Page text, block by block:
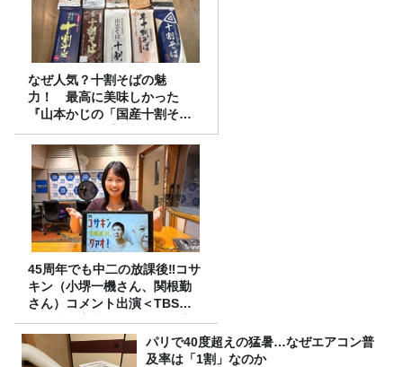
なぜ人気？十割そばの魅
力！ 最高に美味しかった
『山本かじの「国産十割そ
ば」』とは？【十割そば10種
食べ比べ】
45周年でも中二の放課後‼コサ
キン（小堺一機さん、関根勤
さん）コメント出演＜TBSラ
ジオ番組審議会からのご報告
＞
パリで40度超えの猛暑…なぜエアコン普
及率は「1割」なのか